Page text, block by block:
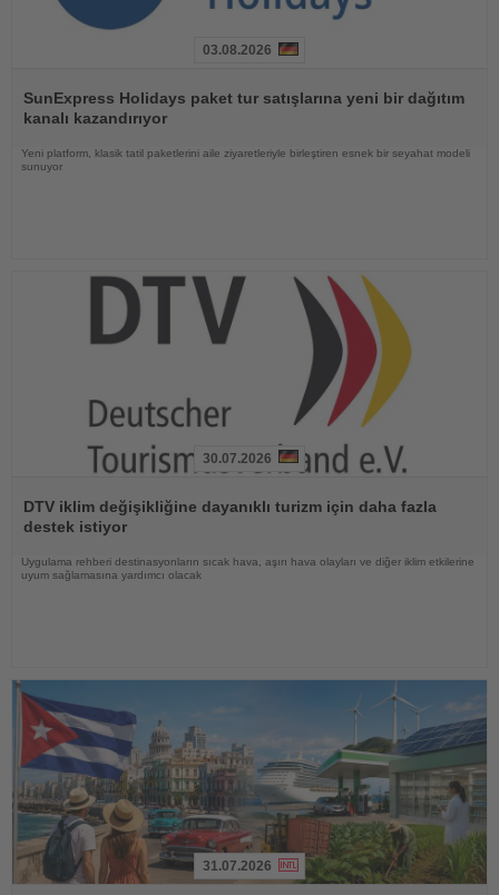
Oku
03.08.2026
SunExpress Holidays paket tur satışlarına yeni bir dağıtım
kanalı kazandırıyor
Yeni platform, klasik tatil paketlerini aile ziyaretleriyle birleştiren esnek bir seyahat modeli
sunuyor
Oku
30.07.2026
DTV iklim değişikliğine dayanıklı turizm için daha fazla
destek istiyor
Uygulama rehberi destinasyonların sıcak hava, aşırı hava olayları ve diğer iklim etkilerine
uyum sağlamasına yardımcı olacak
31.07.2026